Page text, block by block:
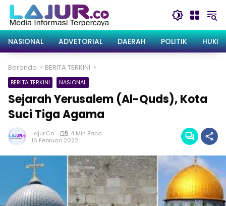
Langsung
konten
NASIONAL
ADVETORIAL DAERAH POLITIK
Beranda BERITA TERKINI
BERITA TERKINI NASIONAL
Sejarah Yerusalem (Al-Quds), Kota
Suci Tiga Agama
Lajur.co
4 Min Baca
16 Februari 2022